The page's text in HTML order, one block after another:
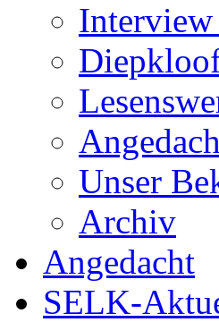
Interview
Unser
Archiv
Angedacht
SELK-